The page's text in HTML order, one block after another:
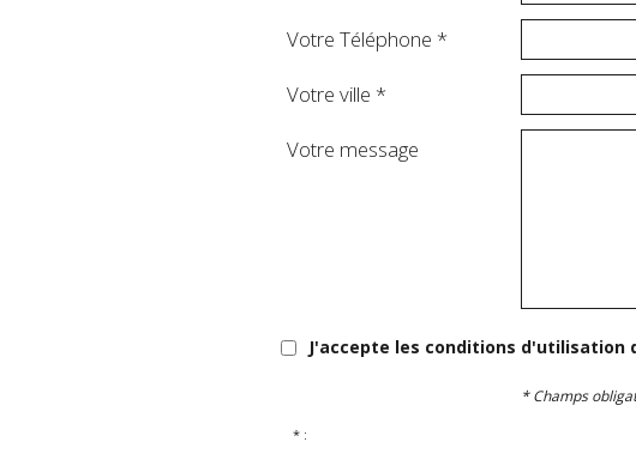
Votre Téléphone *
Votre ville *
Votre message
J'accepte les conditions d'utilisation
* Champs
* :